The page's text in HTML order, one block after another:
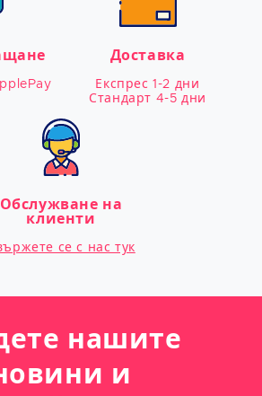
Доставка
Експрес 1-2 дни
Стандарт 4-5 дни
Обслужване на
клиенти
се с нас тук
нашите
и